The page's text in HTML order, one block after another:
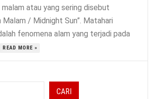
atau yang sering disebut
Malam / Midnight Sun”. Matahari
fenomena alam yang terjadi pada
READ MORE »
CARI